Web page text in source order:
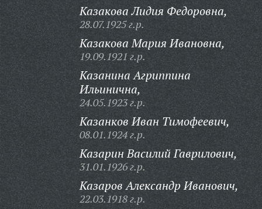
Казакова Лидия Федоровна,
28.07.1925 г.р.
Казакова Мария Ивановна,
19.09.1921 г.р.
Казанина Агриппина
Ильинична,
24.05.1923 г.р.
Казанков Иван Тимофеевич,
08.01.1924 г.р.
Казарин Василий Гаврилович,
31.01.1926 г.р.
Казаров Александр Иванович,
22.03.1918 г.р.